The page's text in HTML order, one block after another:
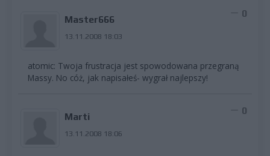
Master666
13.11.2008 18:03
0
atomic: Twoja frustracja jest spowodowana przegraną
Massy. No cóż, jak napisałeś- wygrał najlepszy!
Marti
13.11.2008 18:06
0